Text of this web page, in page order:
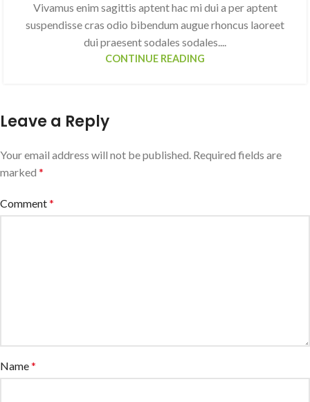
Vivamus enim sagittis aptent hac mi dui a per aptent
suspendisse cras odio bibendum augue rhoncus laoreet
dui praesent sodales sodales....
CONTINUE READING
Leave a Reply
Your email address will not be published. Required fields are
marked *
Comment*
Name*